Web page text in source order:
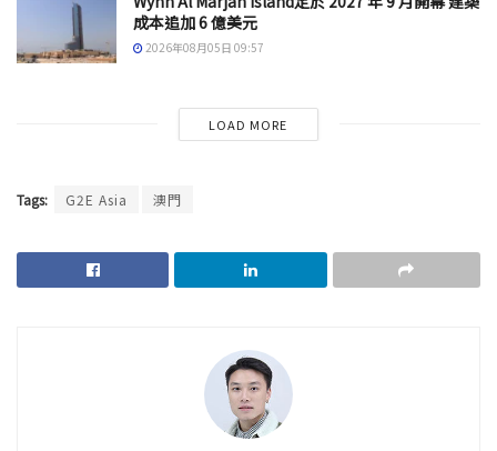
成本追加 6 億美元
2026年08月05日 09:57
LOAD MORE
Tags: G2E Asia 澳門